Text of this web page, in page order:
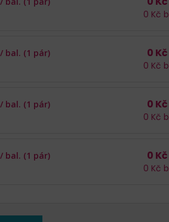
0 Kč
bal. (1 pár) 0
0 Kč
bal. (1 pár) 0
0 Kč
bal. (1 pár) 0
0 Kč